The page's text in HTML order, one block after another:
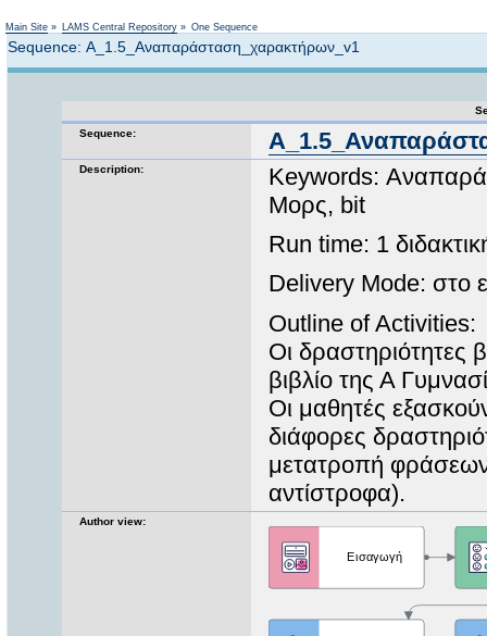
Main Site » LAMS Central Repository » One Sequence
Sequence: Α_1.5_Αναπαράσταση_χαρακτήρων_v1
Sequence:
Description:
Keywords:
Μορς, bit
Run time: 1
Delivery Mode: στο
Outline of Activities:
Οι δραστηριότητες
βιβλίο της Α
Οι μαθητές
διάφορες
μετατροπή φράσεων
αντίστροφα).
Author view: